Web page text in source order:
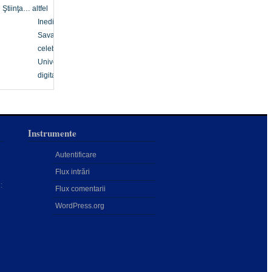
Ştiinţa… altfel
Inedit
Savanți
celebri
Univers
digital
:
Instrumente
Autentificare
Flux intrări
Flux comentarii
WordPress.org